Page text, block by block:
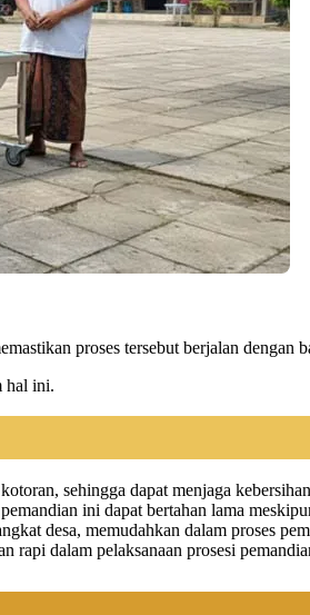
proses tersebut berjalan dengan
hal ini.
sehingga dapat menjaga
ini dapat bertahan lama
desa, memudahkan dalam proses
rapi dalam pelaksanaan prosesi